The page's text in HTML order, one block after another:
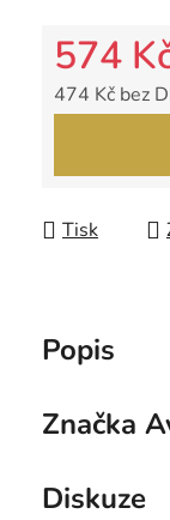
574
474 Kč bez
Tisk
Popis
Značka
Diskuze